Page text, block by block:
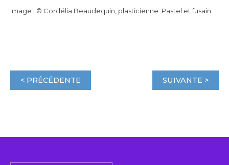
Image : © Cordélia Beaudequin, plasticienne. Pastel et fusain.
< PRÉCÉDENTE SUIVANTE >